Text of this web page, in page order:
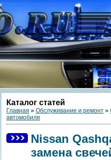
Каталог статей
Главная » Обслуживание и ремонт »
автомобиля
Nissan
замена